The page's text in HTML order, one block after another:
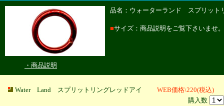
品名：ウォーターランド スプリット
■サイズ：商品説明をご覧下さいませ。
・商品説明
Water Land スプリットリングレッドアイ
WEB価格\220(税込)
購入数